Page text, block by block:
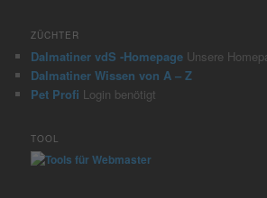
ZÜCHTER
Dalmatiner vdS -Homepage Unsere
Dalmatiner Wissen von A – Z
Pet Profi Login benötigt
TOOL